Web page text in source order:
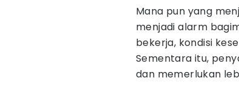
Mana pun yang
menjadi alarm
bekerja, kondisi
Sementara itu,
dan memerlukan